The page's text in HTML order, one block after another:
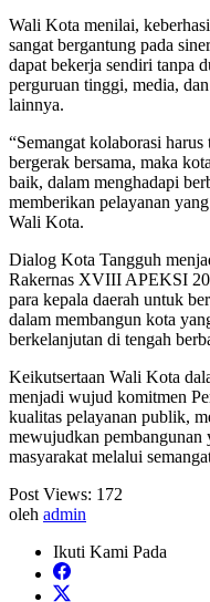
Wali Kota menilai,
sangat bergantung pada
dapat bekerja sendiri tanpa
perguruan tinggi, media,
lainnya.
“Semangat kolaborasi
bergerak bersama, maka
baik, dalam menghadapi
memberikan pelayanan
Wali Kota.
Dialog Kota Tangguh
Rakernas XVIII APEKSI
para kepala daerah untuk
dalam membangun kota
berkelanjutan di tengah
Keikutsertaan Wali Kota
menjadi wujud komitmen
kualitas pelayanan publik,
mewujudkan pembangunan
masyarakat melalui
Post Views: 172
oleh admin
Ikuti Kami Pada